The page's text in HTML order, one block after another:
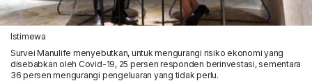
Istimewa
Survei Manulife menyebutkan, untuk mengurangi risiko ekonomi yang
disebabkan oleh Covid-19, 25 persen responden berinvestasi, sementara
36 persen mengurangi pengeluaran yang tidak perlu.